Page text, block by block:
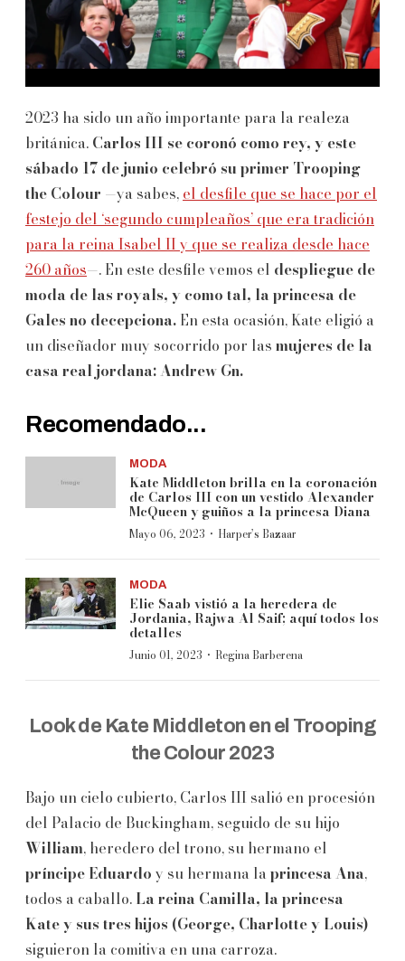
2023 ha sido un año importante para la realeza
británica. Carlos III se coronó como rey, y este
sábado 17 de junio celebró su primer Trooping
the Colour —ya sabes, el desfile que se hace por el
festejo del ‘segundo cumpleaños’ que era tradición
para la reina Isabel II y que se realiza desde hace
260 años—. En este desfile vemos el despliegue de
moda de las royals, y como tal, la princesa de
Gales no decepciona. En esta ocasión, Kate eligió a
un diseñador muy socorrido por las mujeres de la
casa real jordana: Andrew Gn.
Recomendado...
MODA
Kate Middleton brilla en la coronación
de Carlos III con un vestido Alexander
McQueen y guiños a la princesa Diana
Mayo 06, 2023 · Harper’s Bazaar
MODA
Elie Saab vistió a la heredera de
Jordania, Rajwa Al Saif; aquí todos los
detalles
Junio 01, 2023 · Regina Barberena
Look de Kate Middleton en el Trooping
the Colour 2023
Bajo un cielo cubierto, Carlos III salió en procesión
del Palacio de Buckingham, seguido de su hijo
William, heredero del trono, su hermano el
príncipe Eduardo y su hermana la princesaAna,
todos a caballo. La reina Camilla, la princesa
Kate y sus tres hijos (George, Charlotte y Louis)
siguieron la comitiva en una carroza.